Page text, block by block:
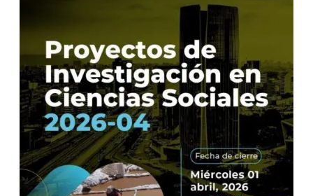
Programa Nacional de Investigación Científica
y Estudios Avanzados – PROCIENCIA.